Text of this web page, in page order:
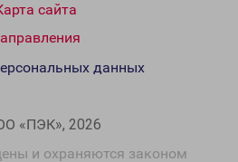
сайта
«ПЭК», 2026
и охраняются законом
данных